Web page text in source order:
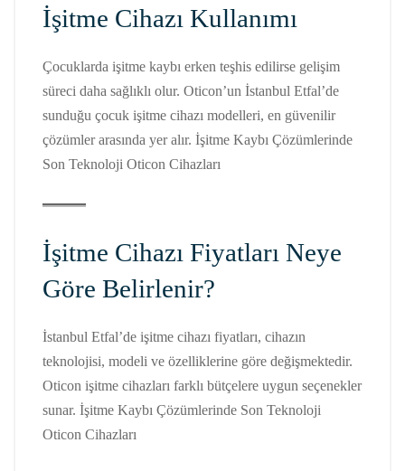
İşitme Cihazı Kullanımı
Çocuklarda işitme kaybı erken teşhis edilirse gelişim
süreci daha sağlıklı olur. Oticon’un İstanbul Etfal’de
sunduğu çocuk işitme cihazı modelleri, en güvenilir
çözümler arasında yer alır. İşitme Kaybı Çözümlerinde
Son Teknoloji Oticon Cihazları
İşitme Cihazı Fiyatları Neye
Göre Belirlenir?
İstanbul Etfal’de işitme cihazı fiyatları, cihazın
teknolojisi, modeli ve özelliklerine göre değişmektedir.
Oticon işitme cihazları farklı bütçelere uygun seçenekler
sunar. İşitme Kaybı Çözümlerinde Son Teknoloji
Oticon Cihazları